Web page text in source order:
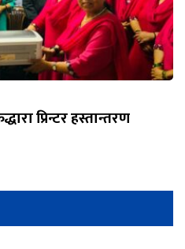
प्रिन्टर हस्तान्तरण